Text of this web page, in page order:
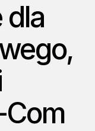
dla
Com